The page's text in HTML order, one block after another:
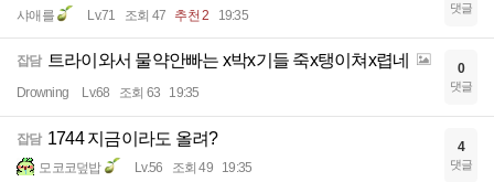
샤애를 Lv.71 조회 47 추천 2 19:35 댓글
잡담 트라이와서 물약안빠는 x박x기들 죽x탱이쳐x렵네
Drowning Lv.68 조회 63 19:35
0
댓글
잡담 1744 지금이라도 올려?
모코코덮밥 Lv.56 조회 49 19:35
4
댓글